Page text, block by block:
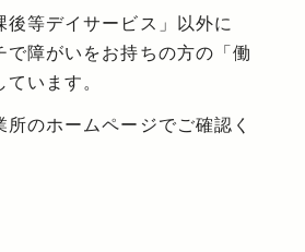
後等デイサービス」以外に
で障がいをお持ちの方の「働
います。
のホームページでご確認く